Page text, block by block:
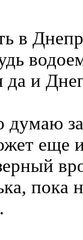
в
да и
думаю
еще
пока